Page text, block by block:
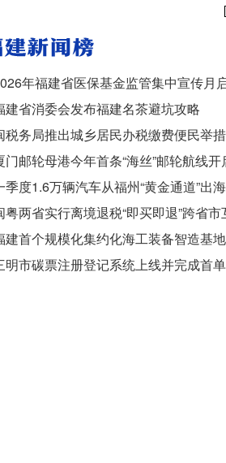
年福建省医保基金监管集中宣传月
建省消委会发布福建名茶避坑攻略
税务局推出城乡居民办税缴费便民举措
门邮轮母港今年首条“海丝”邮轮航线开
季度1.6万辆汽车从福州“黄金通道”出海
粤两省实行离境退税“即买即退”跨省市
建首个规模化集约化海工装备智造基
明市碳票注册登记系统上线并完成首